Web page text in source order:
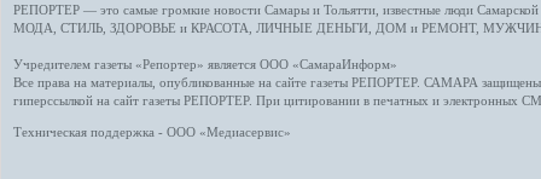
РЕПОРТЕР — это самые громкие новости Самары и Тольятти, известные люди
МОДА, СТИЛЬ ЗДОРОВЬЕ и КРАСОТА ЛИЧНЫЕ ДЕНЬГИ ДОМ и РЕМОНТ,
Учредителем газеты «Репортер» является ООО «СамараИнформ»
Все права на материалы, опубликованные на сайте газеты РЕПОРТЕР. САМАРА защищены.
гиперссылкой на сайт газеты РЕПОРТЕР. При цитировании в печатных и электронных
Техническая поддержка - ООО «Медиасервис»